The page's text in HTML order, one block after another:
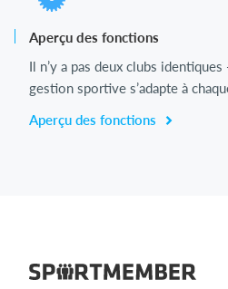
Aperçu des fonctions
Il n’y a pas deux clubs
gestion sportive s’adapte à
Aperçu des fonctions